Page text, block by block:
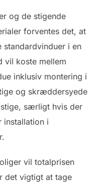
og de stigende
forventes det, at
standardvinduer i en
vil koste mellem
inklusiv montering i
og skræddersyede
særligt hvis der
installation i
vil totalprisen
det vigtigt at tage